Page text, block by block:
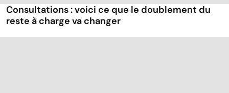
Consultations : voici ce que le doublement du
reste à charge va changer